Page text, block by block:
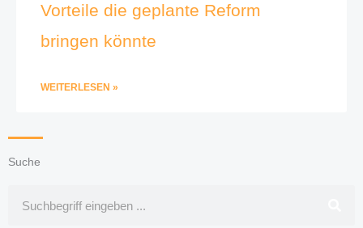
Vorteile die geplante Reform
bringen könnte
WEITERLESEN »
Suche